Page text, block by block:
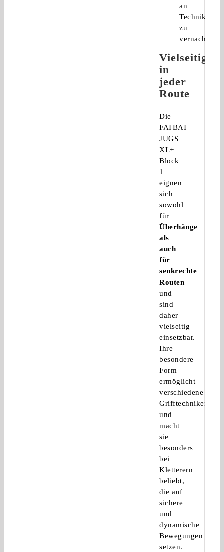
an
Technik
zu
in
jeder
Route
Die
FATBAT
JUGS
XL+
Block
1
eignen
sich
sowohl
für
Überhänge
als
auch
für
senkrechte
Routen
und
sind
daher
vielseitig
einsetzbar.
Ihre
besondere
Form
ermöglicht
verschiedene
Grifftechniken
und
macht
sie
besonders
bei
Kletterern
beliebt,
die auf
sichere
und
dynamische
Bewegungen
setzen.